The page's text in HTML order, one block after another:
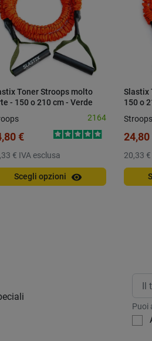
Toner Stroops molto
- 150 o 210 cm - Verde
2164
€
€ IVA esclusa
Scegli opzioni visibility
Slastix
150 o
Stroops
24,80
20,33 €
Puoi